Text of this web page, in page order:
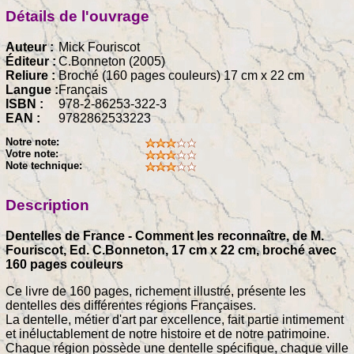
Détails de l'ouvrage
Auteur : Mick Fouriscot
Éditeur : C.Bonneton (2005)
Reliure : Broché (160 pages couleurs) 17 cm x 22 cm
Langue :Français
ISBN :
978-2-86253-322-3
EAN :
9782862533223
Notre note:
Votre note:
Note technique:
Description
Dentelles de France - Comment les reconnaître, de M.
Fouriscot, Ed. C.Bonneton, 17 cm x 22 cm, broché avec
160 pages couleurs
Ce livre de 160 pages, richement illustré, présente les
dentelles des différentes régions Françaises.
La dentelle, métier d'art par excellence, fait partie intimement
et inéluctablement de notre histoire et de notre patrimoine.
Chaque région possède une dentelle spécifique, chaque ville